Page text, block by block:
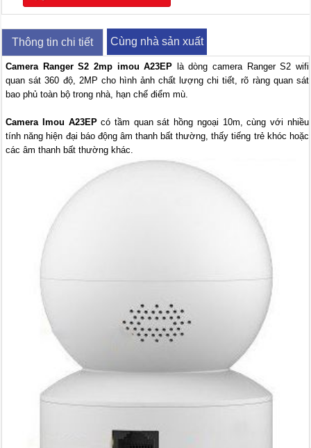
Thông tin chi tiết Cùng nhà sản xuất
Camera Ranger S2 2mp imou A23EP là dòng camera Ranger S2 wifi
quan sát 360 độ, 2MP cho hình ảnh chất lượng chi tiết, rõ ràng quan sát
bao phủ toàn bộ trong nhà, hạn chế điểm mù.
Camera Imou A23EPcó tầm quan sát hồng ngoại 10m, cùng với nhiều
tính năng hiện đại báo động âm thanh bất thường, thấy tiếng trẻ khóc hoặc
các âm thanh bất thường khác.